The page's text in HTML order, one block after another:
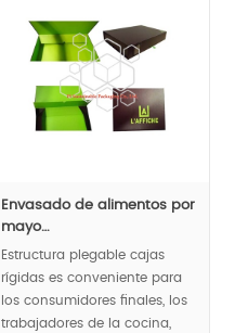
concepto de diseño de uso
fácil manejar respeto.
MOQ:1000pcs.
Envasado de alimentos por
mayo…
Estructura plegable cajas
rígidas es conveniente para
los consumidores finales, los
trabajadores de la cocina,